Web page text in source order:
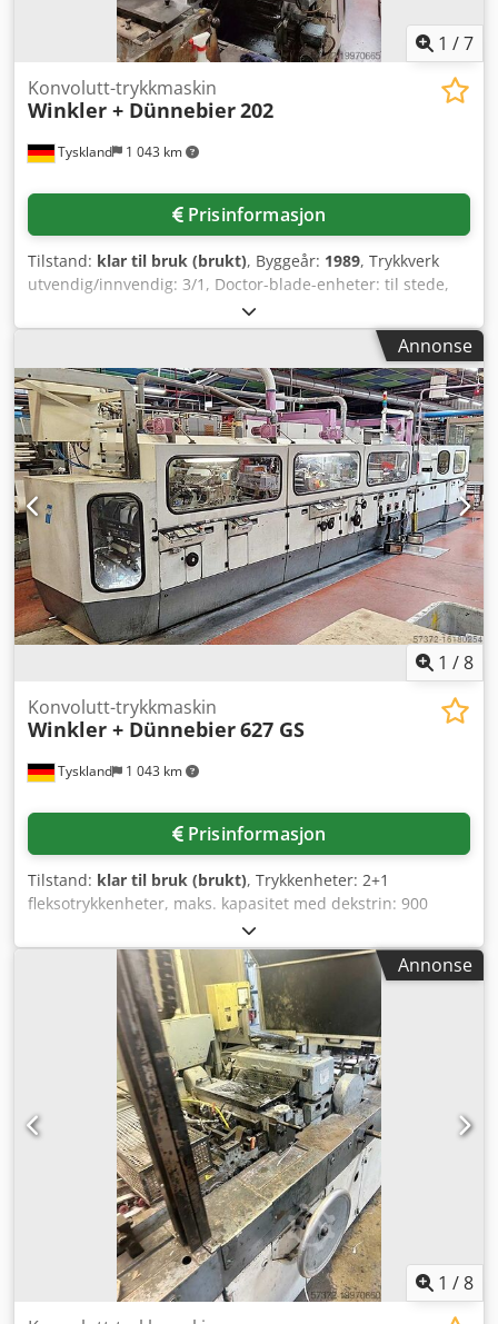
1 /7
Tyskland 1 043 km
Konvolutt-trykkmaskin
Winkler + Dünnebier202
Prisinformasjon
Tilstand: klar til bruk (brukt), Byggeår: 1989, Trykkverk
utvendig/innvendig: 3/1, Doctor-blade-enheter: til stede,
Størrelsesområde for konvolutter: Booklet min./maks.:
100mm/150mm–180mm/254mm, Pocket min./maks.:
89mm/120mm–187mm/305mm. Dokumentasjon
tilgjengelig. Besiktigelse på stedet er mulig. Dodpfsxbrxlox
Ap Djck
Annonse
1 /8
Tyskland 1 043 km
Konvolutt-trykkmaskin
Winkler + Dünnebier627 GS
Prisinformasjon
Tilstand: klar til bruk (brukt), Trykkenheter: 2+1
fleksotrykkenheter, maks. kapasitet med dekstrin: 900
konvolutter/min, papirvekt: 70 g/m²–120 g/m². Formater:
Bokformat min./maks.: 83x120 mm / 185x330 mm,
diagonalt format min./maks.: 83x120 mm / 185x265 mm.
Besiktigelse på stedet er mulig. Djdpfxotq Ha Te Ap Deck
Annonse
1 /8